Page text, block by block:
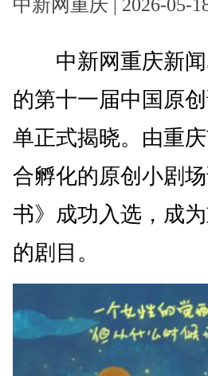
中新网重庆 | 2026-05-
中新网重庆新闻5
的第十一届中国原
单正式揭晓。由重
合孵化的原创小剧
书》成功入选，成
的剧目。